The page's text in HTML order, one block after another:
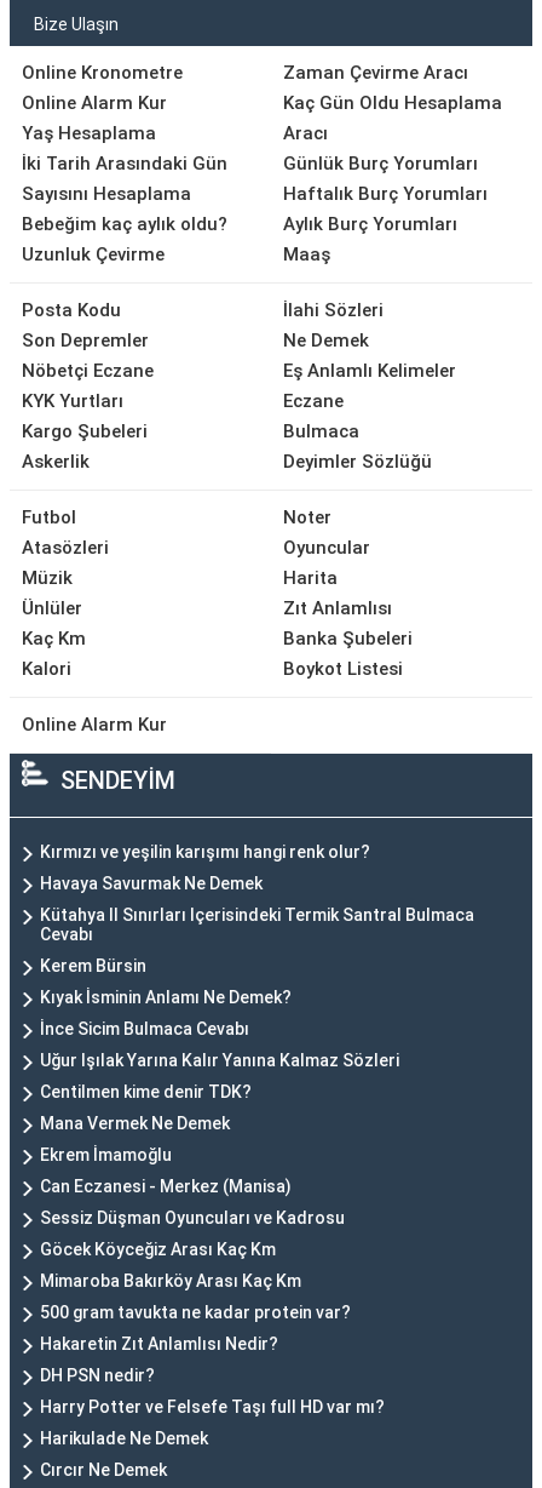
Bize Ulaşın
Online Kronometre
Online Alarm Kur
Yaş Hesaplama
İki Tarih Arasındaki Gün
Sayısını Hesaplama
Bebeğim kaç aylık oldu?
Uzunluk Çevirme
Zaman Çevirme Aracı
Kaç Gün Oldu Hesaplama
Aracı
Günlük Burç Yorumları
Haftalık Burç Yorumları
Aylık Burç Yorumları
Maaş
Posta Kodu
Son Depremler
Nöbetçi Eczane
KYK Yurtları
Kargo Şubeleri
Askerlik
İlahi Sözleri
Ne Demek
Eş Anlamlı Kelimeler
Eczane
Bulmaca
Deyimler Sözlüğü
Futbol
Atasözleri
Müzik
Ünlüler
Kaç Km
Kalori
Noter
Oyuncular
Harita
Zıt Anlamlısı
Banka Şubeleri
Boykot Listesi
Online Alarm Kur
SENDEYİM
Kırmızı ve yeşilin karışımı hangi renk olur?
Havaya Savurmak Ne Demek
Kütahya Il Sınırları Içerisindeki Termik Santral Bulmaca
Cevabı
Kerem Bürsin
Kıyak İsminin Anlamı Ne Demek?
İnce Sicim Bulmaca Cevabı
Uğur Işılak Yarına Kalır Yanına Kalmaz Sözleri
Centilmen kime denir TDK?
Mana Vermek Ne Demek
Ekrem İmamoğlu
Can Eczanesi - Merkez (Manisa)
Sessiz Düşman Oyuncuları ve Kadrosu
Göcek Köyceğiz Arası Kaç Km
Mimaroba Bakırköy Arası Kaç Km
500 gram tavukta ne kadar protein var?
Hakaretin Zıt Anlamlısı Nedir?
DH PSN nedir?
Harry Potter ve Felsefe Taşı full HD var mı?
Harikulade Ne Demek
Cırcır Ne Demek